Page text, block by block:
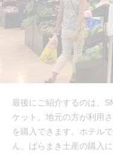
最後にご紹介するのは、
ケット。地元の方が利用
を購入できます。ホテル
ん、ばらまき土産の購入